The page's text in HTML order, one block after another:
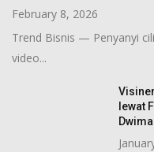
February 8, 2026
Trend Bisnis — Penyanyi
video...
lewat